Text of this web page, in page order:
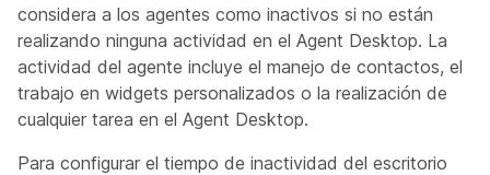
considera a los agentes como inactivos si no están
realizando ninguna actividad en el Agent Desktop. La
actividad del agente incluye el manejo de contactos, el
trabajo en widgets personalizados o la realización de
cualquier tarea en el Agent Desktop.
Para configurar el tiempo de inactividad del escritorio